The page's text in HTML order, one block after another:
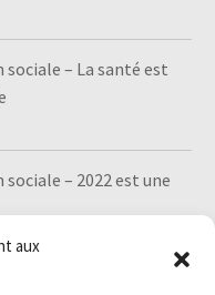
aux
– La santé est
– 2022 est une